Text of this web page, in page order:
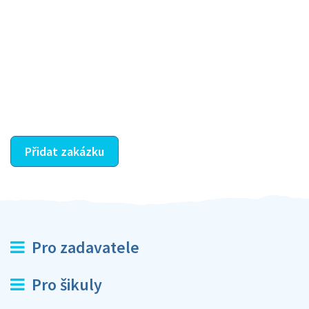
Přidat zakázku
Pro zadavatele
Pro šikuly